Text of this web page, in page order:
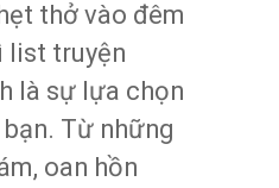
thở vào đêm
list truyện
là sự lựa chọn
Từ những
oan hồn